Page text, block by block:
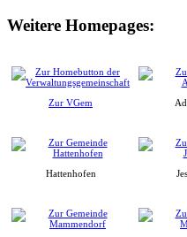
Weitere Homepages:
Zur VGem
Hattenhofen